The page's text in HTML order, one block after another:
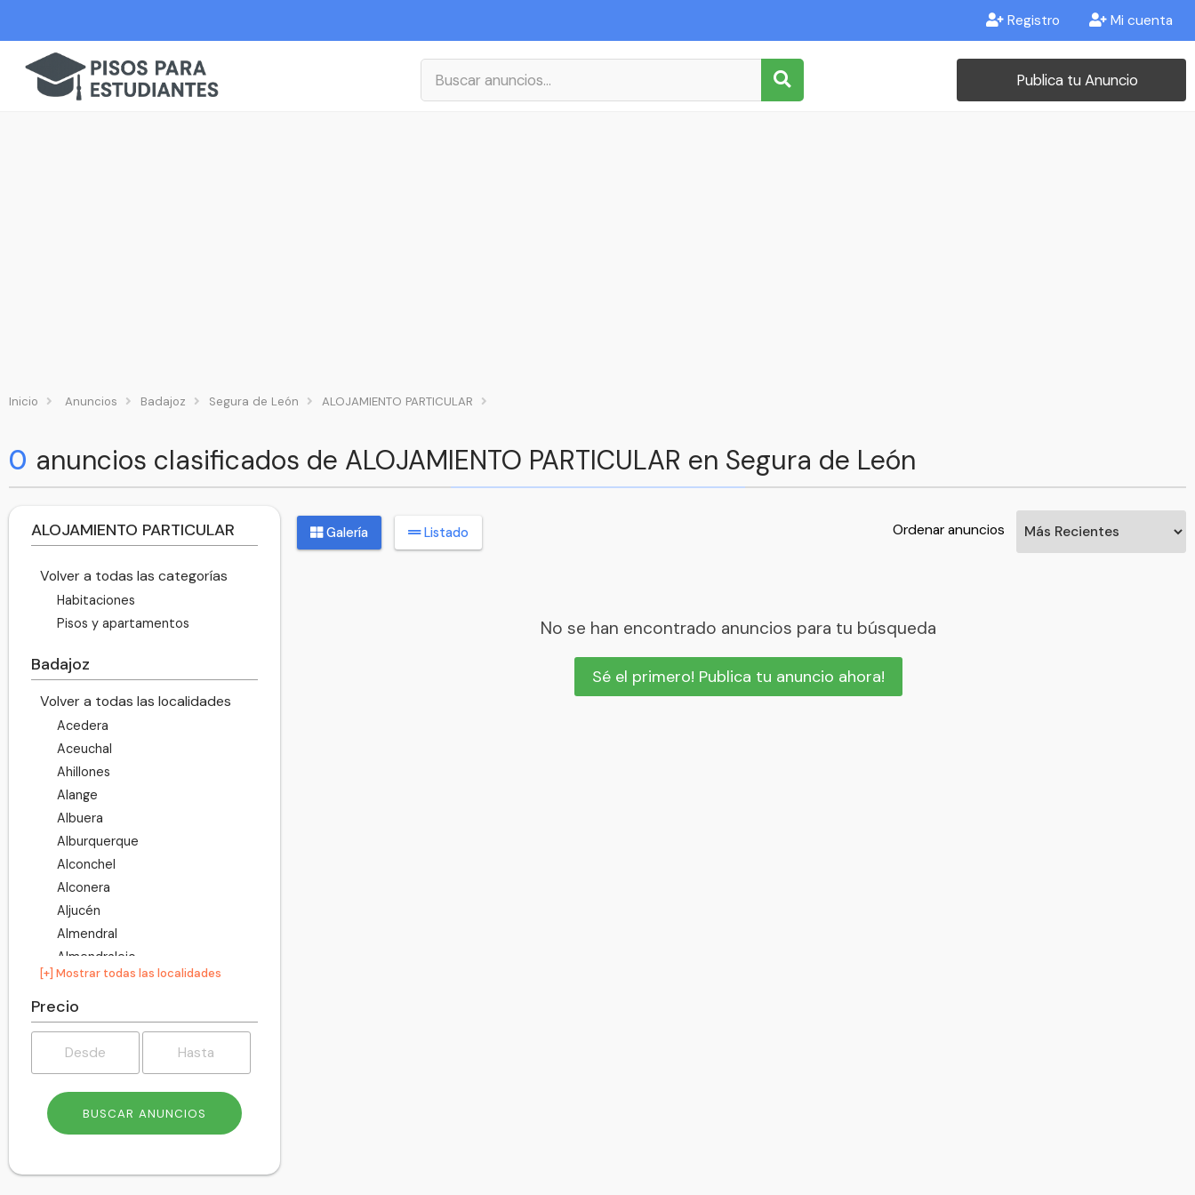
Registro Mi cuenta
Publica tu Anuncio
Inicio Anuncios Badajoz Segura de León ALOJAMIENTO PARTICULAR
0 anuncios clasificados de ALOJAMIENTO PARTICULAR en Segura de León
ALOJAMIENTO PARTICULAR
Volver a todas las categorías
Habitaciones
Pisos y apartamentos
Badajoz
Volver a todas las localidades
Acedera
Aceuchal
Ahillones
Alange
Albuera
Alburquerque
Alconchel
Alconera
Aljucén
Almendral
Almendralejo
Arroyo de San Serván
Atalaya
Azuaga
Badajoz
Barcarrota
Baterno
Benquerencia de la Serena
[+] Mostrar todas las localidades
Precio
Galería Listado Ordenar anuncios
No se han encontrado anuncios para tu búsqueda
Sé el primero! Publica tu anuncio ahora!